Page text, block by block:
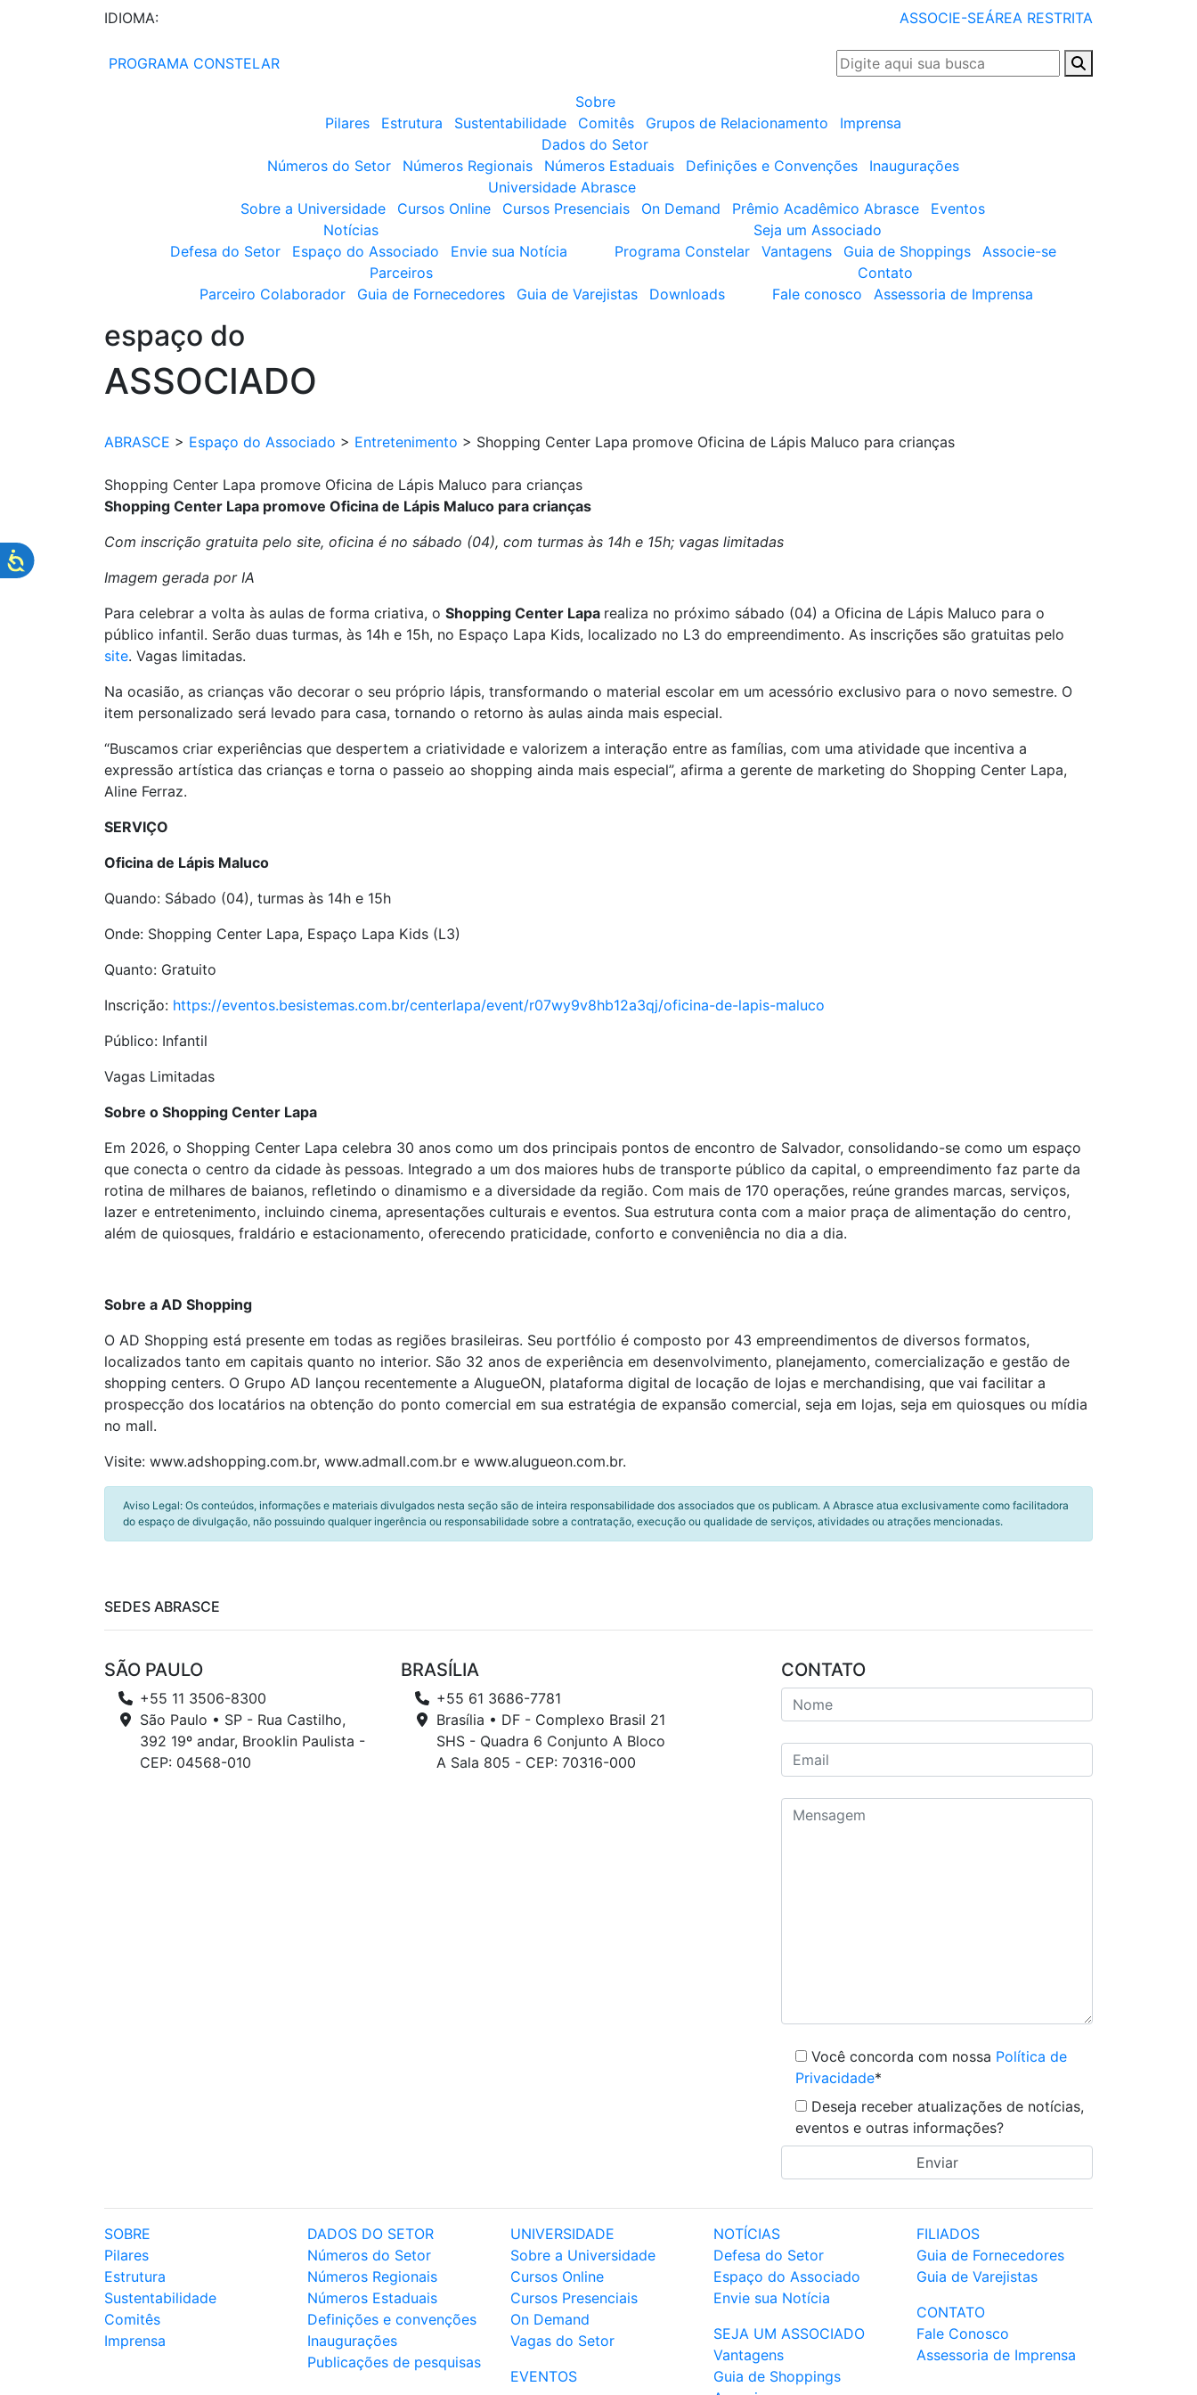
IDIOMA: ASSOCIE-SEÁREA RESTRITA
PROGRAMA CONSTELAR
Sobre
Pilares
Estrutura Sustentabilidade Comitês Grupos de Relacionamento
Imprensa
Dados do Setor
Números do Setor
Números Regionais Números Estaduais Definições e Convenções
Inaugurações
Universidade Abrasce
Sobre a Universidade
Cursos Online Cursos Presenciais On Demand Prêmio Acadêmico Abrasce
Eventos
Notícias
Defesa do Setor
Espaço do Associado Envie sua Notícia
Seja um Associado
Programa Constelar
Vantagens Guia de Shoppings
Associe-se
Parceiros
Parceiro Colaborador
Guia de Fornecedores Guia de Varejistas Downloads
Contato
Fale conosco
Assessoria de Imprensa
espaço do
ASSOCIADO
ABRASCE > Espaço do Associado > Entretenimento > Shopping Center Lapa promove Oficina de Lápis Maluco para crianças
Shopping Center Lapa promove Oficina de Lápis Maluco para crianças
Shopping Center Lapa promove Oficina de Lápis Maluco para crianças
Com inscrição gratuita pelo site, oficina é no sábado (04), com turmas às 14h e 15h; vagas limitadas
Imagem gerada por IA
Para celebrar a volta às aulas de forma criativa, o Shopping Center Lapa realiza no próximo sábado (04) a Oficina de Lápis Maluco para o
público infantil. Serão duas turmas, às 14h e 15h, no Espaço Lapa Kids, localizado no L3 do empreendimento. As inscrições são gratuitas pelo
site. Vagas limitadas.
Na ocasião, as crianças vão decorar o seu próprio lápis, transformando o material escolar em um acessório exclusivo para o novo semestre. O
item personalizado será levado para casa, tornando o retorno às aulas ainda mais especial.
“Buscamos criar experiências que despertem a criatividade e valorizem a interação entre as famílias, com uma atividade que incentiva a
expressão artística das crianças e torna o passeio ao shopping ainda mais especial”, afirma a gerente de marketing do Shopping Center Lapa,
Aline Ferraz.
SERVIÇO
Oficina de Lápis Maluco
Quando: Sábado (04), turmas às 14h e 15h
Onde: Shopping Center Lapa, Espaço Lapa Kids (L3)
Quanto: Gratuito
Inscrição: https://eventos.besistemas.com.br/centerlapa/event/r07wy9v8hb12a3qj/oficina-de-lapis-maluco
Público: Infantil
Vagas Limitadas
Sobre o Shopping Center Lapa
Em 2026, o Shopping Center Lapa celebra 30 anos como um dos principais pontos de encontro de Salvador, consolidando-se como um espaço
que conecta o centro da cidade às pessoas. Integrado a um dos maiores hubs de transporte público da capital, o empreendimento faz parte da
rotina de milhares de baianos, refletindo o dinamismo e a diversidade da região. Com mais de 170 operações, reúne grandes marcas, serviços,
lazer e entretenimento, incluindo cinema, apresentações culturais e eventos. Sua estrutura conta com a maior praça de alimentação do centro,
além de quiosques, fraldário e estacionamento, oferecendo praticidade, conforto e conveniência no dia a dia.
Sobre a AD Shopping
O AD Shopping está presente em todas as regiões brasileiras. Seu portfólio é composto por 43 empreendimentos de diversos formatos,
localizados tanto em capitais quanto no interior. São 32 anos de experiência em desenvolvimento, planejamento, comercialização e gestão de
shopping centers. O Grupo AD lançou recentemente a AlugueON, plataforma digital de locação de lojas e merchandising, que vai facilitar a
prospecção dos locatários na obtenção do ponto comercial em sua estratégia de expansão comercial, seja em lojas, seja em quiosques ou mídia
no mall.
Visite: www.adshopping.com.br, www.admall.com.br e www.alugueon.com.br.
Aviso Legal: Os conteúdos, informações e materiais divulgados nesta seção são de inteira responsabilidade dos associados que os publicam. A Abrasce atua exclusivamente como facilitadora
do espaço de divulgação, não possuindo qualquer ingerência ou responsabilidade sobre a contratação, execução ou qualidade de serviços, atividades ou atrações mencionadas.
SEDES ABRASCE
SÃO PAULO
+55 11 3506-8300
São Paulo • SP - Rua Castilho,
392 19º andar, Brooklin Paulista -
CEP: 04568-010
BRASÍLIA
+55 61 3686-7781
Brasília • DF - Complexo Brasil 21
SHS - Quadra 6 Conjunto A Bloco
A Sala 805 - CEP: 70316-000
CONTATO
Você concorda com nossa Política de
Privacidade*
Deseja receber atualizações de notícias,
eventos e outras informações?
SOBRE
Pilares
Estrutura
Sustentabilidade
Comitês
Imprensa
DADOS DO SETOR
Números do Setor
Números Regionais
Números Estaduais
Definições e convenções
Inaugurações
Publicações de pesquisas
UNIVERSIDADE
Sobre a Universidade
Cursos Online
Cursos Presenciais
On Demand
Vagas do Setor
EVENTOS
NOTÍCIAS
Defesa do Setor
Espaço do Associado
Envie sua Notícia
SEJA UM ASSOCIADO
Vantagens
Guia de Shoppings
FILIADOS
Guia de Fornecedores
Guia de Varejistas
CONTATO
Fale Conosco
Assessoria de Imprensa